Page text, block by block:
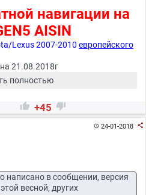
навигации на
AISIN
Lexus 2007-2010 европейского
21.08.2018г
полностью
 +45 
24-01-2018 
написано в сообщении, версия
весной, других